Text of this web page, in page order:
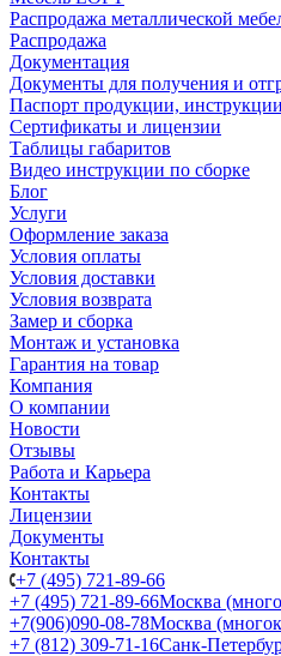
Распродажа металлической
Распродажа
Документация
Документы для получения и
Паспорт продукции,
Сертификаты и лицензии
Таблицы габаритов
Видео инструкции по сборке
Блог
Услуги
Оформление заказа
Условия оплаты
Условия доставки
Условия возврата
Замер и сборка
Монтаж и установка
Гарантия на товар
Компания
О компании
Новости
Отзывы
Работа и Карьера
Контакты
Лицензии
Документы
Контакты
+7 (495) 721-89-66
+7 (495) 721-89-66Москва
+7(906)090-08-78Москва
+7 (812) 309-71-16Санк-